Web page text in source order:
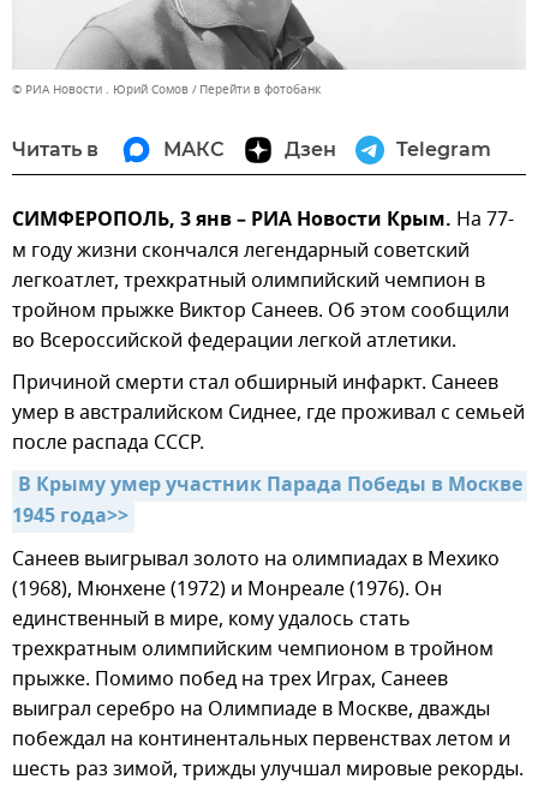
© РИА Новости . Юрий Сомов Перейти в фотобанк
Читать в МАКС Дзен Telegram
СИМФЕРОПОЛЬ, 3 янв – РИА Новости Крым. На 77-
м году жизни скончался легендарный советский
легкоатлет, трехкратный олимпийский чемпион в
тройном прыжке Виктор Санеев. Об этом сообщили
во Всероссийской федерации легкой атлетики.
Причиной смерти стал обширный инфаркт. Санеев
умер в австралийском Сиднее, где проживал с семьей
после распада СССР.
В Крыму умер участник Парада Победы в Москве
1945 года>>
Санеев выигрывал золото на олимпиадах в Мехико
(1968), Мюнхене (1972) и Монреале (1976). Он
единственный в мире, кому удалось стать
трехкратным олимпийским чемпионом в тройном
прыжке. Помимо побед на трех Играх, Санеев
выиграл серебро на Олимпиаде в Москве, дважды
побеждал на континентальных первенствах летом и
шесть раз зимой, трижды улучшал мировые рекорды.